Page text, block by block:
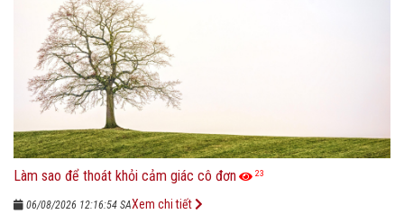
Làm sao để thoát khỏi cảm giác cô đơn 23
06/08/2026 12:16:54 SAXem chi tiết